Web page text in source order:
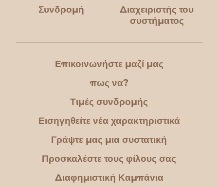
Συνδρομή
Διαχειριστής του
συστήματος
Επικοινωνήστε μαζί μας
πως να?
Τιμές συνδρομής
Εισηγηθείτε νέα χαρακτηριστικά
Γράψτε μας μια συστατική
Προσκαλέστε τους φίλους σας
Διαφημιστική Καμπάνια